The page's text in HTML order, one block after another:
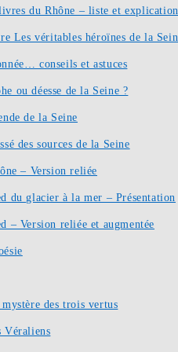
du Rhône – liste et
Les véritables héroïnes de la
conseils et astuces
ou déesse de la Seine ?
de la Seine
des sources de la Seine
– Version reliée
du glacier à la mer – Présentation
– Version reliée et augmentée
des trois vertus
Véraliens